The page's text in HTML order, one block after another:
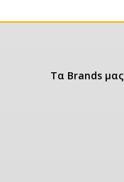
Τα Brands μας